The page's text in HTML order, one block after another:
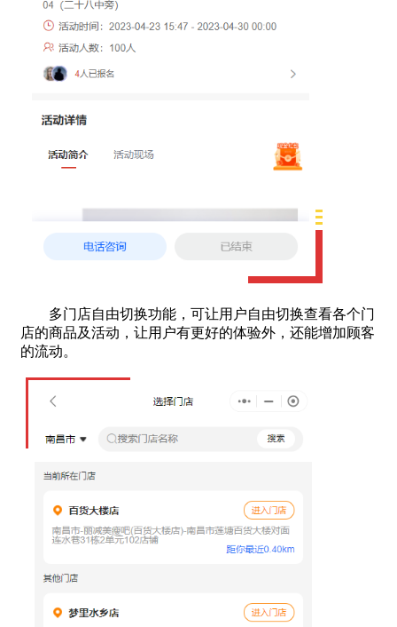
多门店自由切换功能，可让用户自由切换查看各个门
店的商品及活动，让用户有更好的体验外，还能增加顾客
的流动。